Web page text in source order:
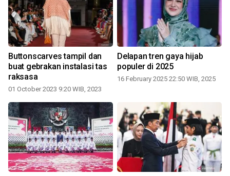
Buttonscarves tampil dan
buat gebrakan instalasi tas
raksasa
01 October 2023 9:20 WIB, 2023
Delapan tren gaya hijab
populer di 2025
16 February 2025 22:50 WIB, 2025